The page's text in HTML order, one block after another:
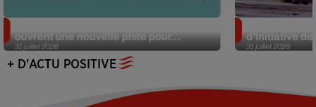
31 juillet 2026
ouvrent une nouvelle piste pour...
31 juillet 2026
d’initiative
+ D'ACTU POSITIVE